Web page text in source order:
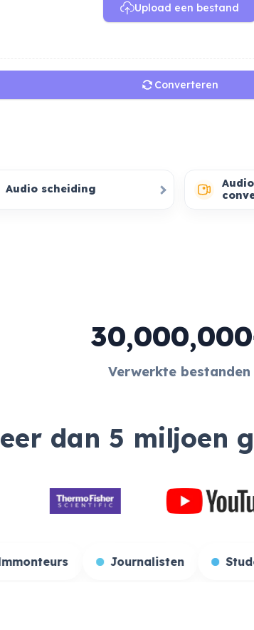
Upload een bestand
Converteren
Audio scheiding
Verwerkte bestanden
dan 5 miljoen
Filmmonteurs